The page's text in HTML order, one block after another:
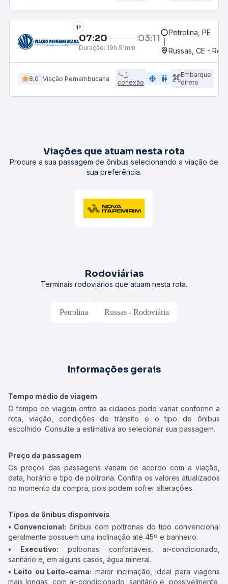
1°
07:20 03:11
Duração: 19h 51min
Petrolina, PE
Russas, CE -
8,0 Viação Pernambucana
1
conexão
ac_unit wc
Embarque
direto
Viações que atuam nesta rota
Procure a sua passagem de ônibus selecionando a viação de
sua preferência.
Rodoviárias
Terminais rodoviários que atuam nesta rota.
Petrolina Russas - Rodoviária
Informações gerais
Tempo médio de viagem
O tempo de viagem entre as cidades pode variar conforme a
rota, viação, condições de trânsito e o tipo de ônibus
escolhido. Consulte a estimativa ao selecionar sua passagem.
Preço da passagem
Os preços das passagens variam de acordo com a viação,
data, horário e tipo de poltrona. Confira os valores atualizados
no momento da compra, pois podem sofrer alterações.
Tipos de ônibus disponíveis
• Convencional: ônibus com poltronas do tipo convencional
geralmente possuem uma inclinação até 45º e banheiro.
• Executivo: poltronas confortáveis, ar-condicionado,
sanitário e, em alguns casos, água mineral.
• Leito ou Leito-cama: maior inclinação, ideal para viagens
mais longas, com ar-condicionado, sanitário e, possivelmente,